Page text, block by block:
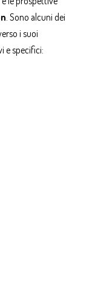
. Sono alcuni dei
i suoi
e specifici: